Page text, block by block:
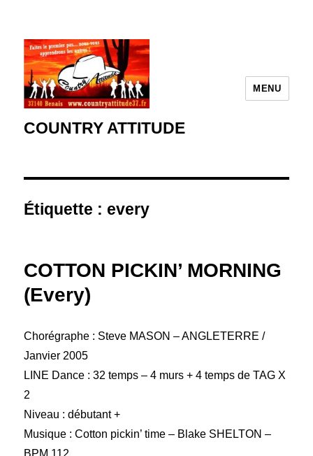
COUNTRY ATTITUDE
MENU
Étiquette : every
COTTON PICKIN’ MORNING
(Every)
Chorégraphe : Steve MASON – ANGLETERRE /
Janvier 2005
LINE Dance : 32 temps – 4 murs + 4 temps de TAG X
2
Niveau : débutant +
Musique : Cotton pickin’ time – Blake SHELTON –
BPM 112